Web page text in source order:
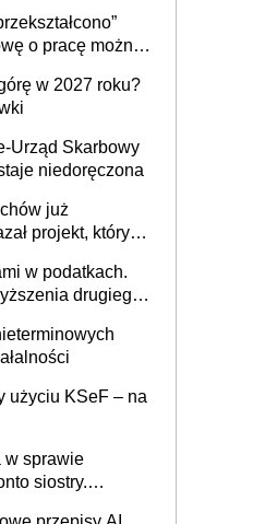
z
gospodarczej
o pracę można
w 2027 roku?
Urząd Skarbowy
niedoręczona
już
projekt, który
w podatkach.
drugiego
użyciu KSeF – na
w sprawie
siostry.